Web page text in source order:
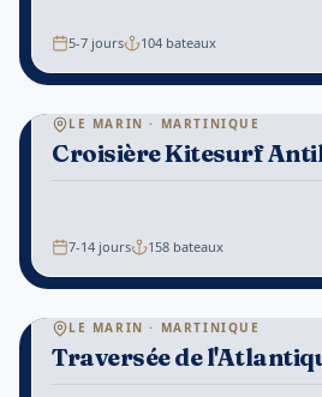
5-7 jours 104 bateaux
1/7
LE MARIN · MARTINIQUE
Croisière Kitesurf
7-14 jours 158 bateaux
1/7
LE MARIN · MARTINIQUE
Traversée de